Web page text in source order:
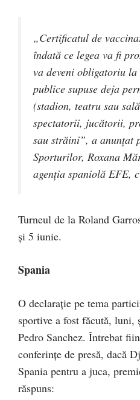
„Certificatul de
îndată ce legea va fi
va deveni obligatoriu
publice supuse deja
(stadion, teatru sau
spectatorii, jucătorii,
sau străini”, a anunțat
Sporturilor, Roxana
agenţia spaniolă EFE,
Turneul de la Roland
şi 5 iunie.
Spania
O declarație pe tema
sportive a fost făcută, luni,
Pedro Sanchez. Întrebat
conferințe de presă, dacă
Spania pentru a juca,
răspuns: